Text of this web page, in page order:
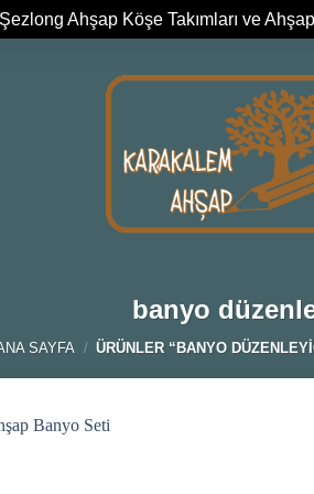
Ahşap Köşe Takımları ve
banyo
SAYFA / ÜRÜNLER “BANYO